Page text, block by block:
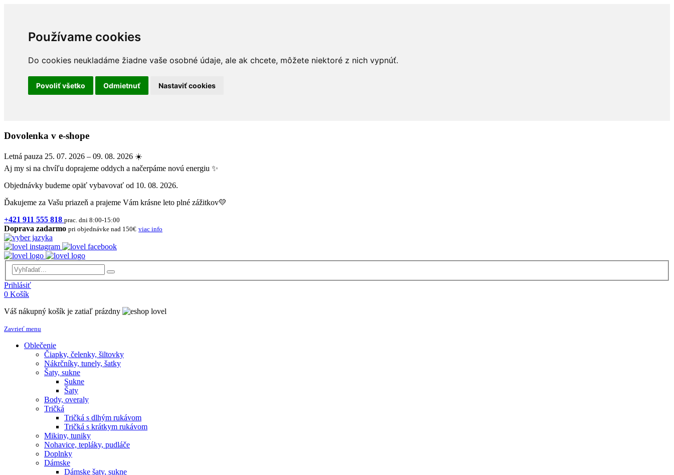
Používame cookies
Do cookies neukladáme žiadne vaše osobné údaje, ale ak chcete, môžete niektoré z nich vypnúť.
Povoliť všetko Odmietnuť Nastaviť cookies
Dovolenka v e-shope
Letná pauza 25. 07. 2026 – 09. 08. 2026 ☀️
Aj my si na chvíľu doprajeme oddych a načerpáme novú energiu ✨
Objednávky budeme opäť vybavovať od 10. 08. 2026.
Ďakujeme za Vašu priazeň a prajeme Vám krásne leto plné zážitkov💛
+421 911 555 818 prac. dni 8:00-15:00
Doprava zadarmo pri objednávke nad 150€ viac info
Prihlásiť
0 Košík
Váš nákupný košík je zatiaľ prázdny
Zavrieť menu
Oblečenie
Čiapky, čelenky, šiltovky
Nákrčníky, tunely, šatky
Šaty, sukne
Sukne
Šaty
Body, overaly
Tričká
Tričká s dlhým rukávom
Tričká s krátkym rukávom
Mikiny, tuniky
Nohavice, tepláky, pudláče
Doplnky
Dámske
Dámske šaty, sukne